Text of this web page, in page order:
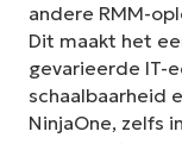
andere RMM-
Dit maakt het
gevarieerde IT-
schaalbaarheid
NinjaOne, zelfs